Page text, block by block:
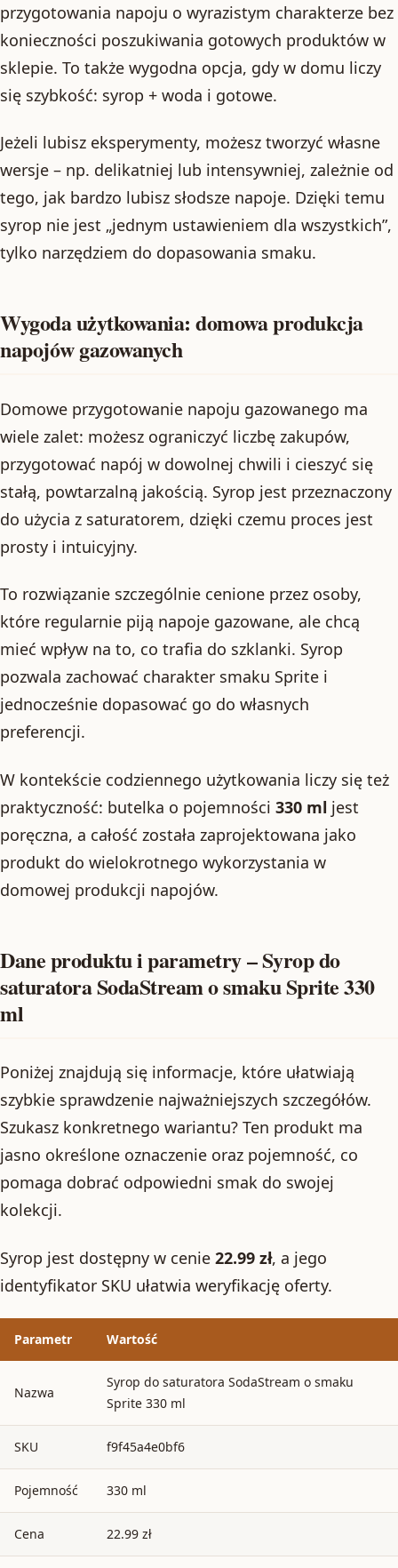
przygotowania napoju o wyrazistym charakterze bez
konieczności poszukiwania gotowych produktów w
sklepie. To także wygodna opcja, gdy w domu liczy
się szybkość: syrop + woda i gotowe.
Jeżeli lubisz eksperymenty, możesz tworzyć własne
wersje – np. delikatniej lub intensywniej, zależnie od
tego, jak bardzo lubisz słodsze napoje. Dzięki temu
syrop nie jest „jednym ustawieniem dla wszystkich”,
tylko narzędziem do dopasowania smaku.
Wygoda użytkowania: domowa produkcja
napojów gazowanych
Domowe przygotowanie napoju gazowanego ma
wiele zalet: możesz ograniczyć liczbę zakupów,
przygotować napój w dowolnej chwili i cieszyć się
stałą, powtarzalną jakością. Syrop jest przeznaczony
do użycia z saturatorem, dzięki czemu proces jest
prosty i intuicyjny.
To rozwiązanie szczególnie cenione przez osoby,
które regularnie piją napoje gazowane, ale chcą
mieć wpływ na to, co trafia do szklanki. Syrop
pozwala zachować charakter smaku Sprite i
jednocześnie dopasować go do własnych
preferencji.
W kontekście codziennego użytkowania liczy się też
praktyczność: butelka o pojemności 330 ml jest
poręczna, a całość została zaprojektowana jako
produkt do wielokrotnego wykorzystania w
domowej produkcji napojów.
Dane produktu i parametry – Syrop do
saturatora SodaStream o smaku Sprite 330
ml
Poniżej znajdują się informacje, które ułatwiają
szybkie sprawdzenie najważniejszych szczegółów.
Szukasz konkretnego wariantu? Ten produkt ma
jasno określone oznaczenie oraz pojemność, co
pomaga dobrać odpowiedni smak do swojej
kolekcji.
Syrop jest dostępny w cenie 22.99 zł, a jego
identyfikator SKU ułatwia weryfikację oferty.
Parametr Wartość
Nazwa
Syrop do saturatora SodaStream o smaku
Sprite 330 ml
SKU f9f45a4e0bf6
Pojemność 330 ml
Cena 22.99 zł